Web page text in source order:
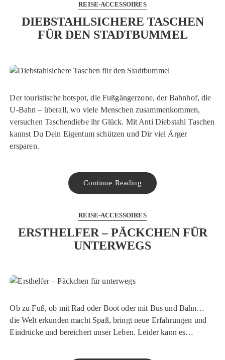
REISE-ACCESSOIRES
DIEBSTAHLSICHERE TASCHEN
FÜR DEN STADTBUMMEL
Der touristische hotspot, die Fußgängerzone, der Bahnhof, die
U-Bahn – überall, wo viele Menschen zusammenkommen,
versuchen Taschendiebe ihr Glück. Mit Anti Diebstahl Taschen
kannst Du Dein Eigentum schützen und Dir viel Ärger
ersparen.
Continue Reading
REISE-ACCESSOIRES
ERSTHELFER – PÄCKCHEN FÜR
UNTERWEGS
Ob zu Fuß, ob mit Rad oder Boot oder mit Bus und Bahn…
die Welt erkunden macht Spaß, bringt neue Erfahrungen und
Eindrücke und bereichert unser Leben. Leider kann es…